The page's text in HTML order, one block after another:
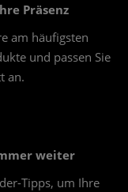
Präsenz
am häufigsten
und passen Sie
an.
weiter
Tipps, um Ihre